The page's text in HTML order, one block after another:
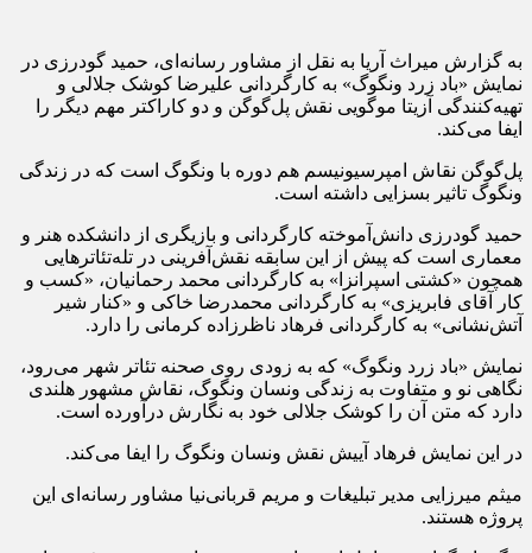
به گزارش میراث آریا به نقل از مشاور رسانه‌ای، حمید گودرزی در
نمایش «باد زرد ونگوگ» به کارگردانی علیرضا کوشک جلالی و
تهیه‌کنندگی آزیتا موگویی نقش پل‌گوگن و دو کاراکتر مهم دیگر را
ایفا می‌کند.
پل‌گوگن نقاش امپرسیونیسم هم دوره با ونگوگ است که در زندگی
ونگوگ تاثیر بسزایی داشته است.
حمید گودرزی دانش‌آموخته کارگردانی و بازیگری از دانشکده هنر و
معماری است که پیش از این سابقه نقش‌آفرینی در تله‌تئاترهایی
همچون «کشتی اسپرانزا» به کارگردانی محمد رحمانیان، «کسب و
کار آقای فابریزی» به کارگردانی محمدرضا خاکی و «کنار شیر
آتش‌نشانی» به کارگردانی فرهاد ناظرزاده کرمانی را دارد.
نمایش «باد زرد ونگوگ» که به زودی روی صحنه تئاتر شهر می‌رود،
نگاهی نو و متفاوت به زندگی ونسان ونگوگ، نقاش مشهور هلندی
دارد که متن آن را کوشک جلالی خود به نگارش درآورده است.
در این نمایش فرهاد آییش نقش ونسان ونگوگ را ایفا می‌کند.
میثم میرزایی مدیر تبلیغات و مریم قربانی‌نیا مشاور رسانه‌ای این
پروژه هستند.